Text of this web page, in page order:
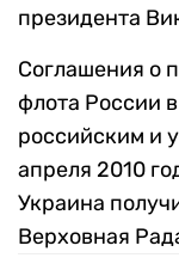
президента
Соглашения о
флота России
российским и
апреля 2010
Украина
Верховная